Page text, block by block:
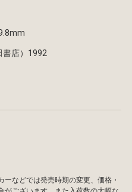
店）1992
などでは発売時期の変更、価格・